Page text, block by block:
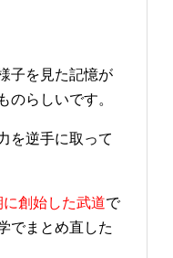
子を見た記憶が
らしいです。
を逆手に取って
創始した武道で
でまとめ直した